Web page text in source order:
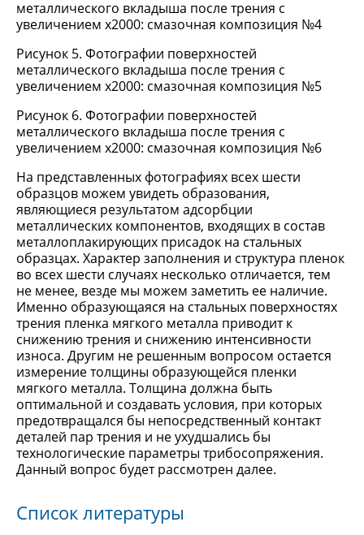
металлического вкладыша после трения с
увеличением х2000: смазочная композиция №4
Рисунок 5. Фотографии поверхностей
металлического вкладыша после трения с
увеличением х2000: смазочная композиция №5
Рисунок 6. Фотографии поверхностей
металлического вкладыша после трения с
увеличением х2000: смазочная композиция №6
На представленных фотографиях всех шести
образцов можем увидеть образования,
являющиеся результатом адсорбции
металлических компонентов, входящих в состав
металлоплакирующих присадок на стальных
образцах. Характер заполнения и структура пленок
во всех шести случаях несколько отличается, тем
не менее, везде мы можем заметить ее наличие.
Именно образующаяся на стальных поверхностях
трения пленка мягкого металла приводит к
снижению трения и снижению интенсивности
износа. Другим не решенным вопросом остается
измерение толщины образующейся пленки
мягкого металла. Толщина должна быть
оптимальной и создавать условия, при которых
предотвращался бы непосредственный контакт
деталей пар трения и не ухудшались бы
технологические параметры трибосопряжения.
Данный вопрос будет рассмотрен далее.
Список литературы